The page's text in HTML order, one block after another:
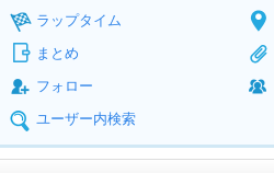
ラップタイム
まとめ
フォロー
ユーザー内検索